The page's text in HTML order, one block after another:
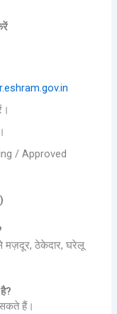
/ Approved
मज़दूर, ठेकेदार, घरेलू
हैं।